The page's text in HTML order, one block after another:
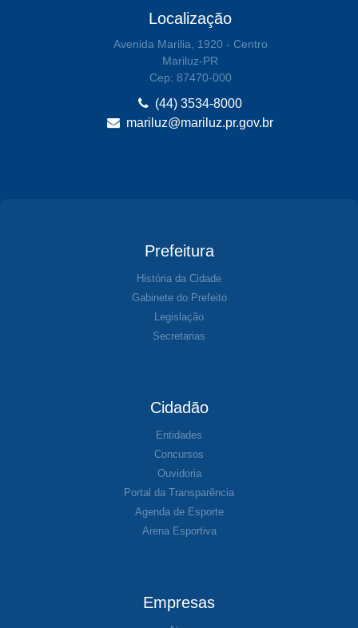
Localização
Avenida Marilia, 1920 - Centro
Mariluz-PR
Cep: 87470-000
(44) 3534-8000
mariluz@mariluz.pr.gov.br
Prefeitura
História da Cidade
Gabinete do Prefeito
Legislação
Secretarias
Cidadão
Entidades
Concursos
Ouvidoria
Portal da Transparência
Agenda de Esporte
Arena Esportiva
Empresas